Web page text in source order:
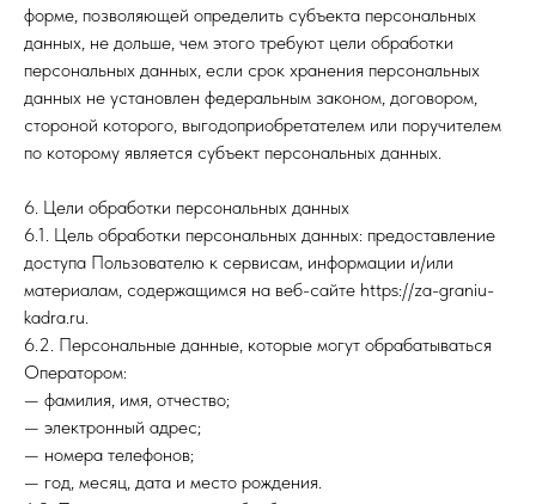
форме, позволяющей определить субъекта персональных
данных, не дольше, чем этого требуют цели обработки
персональных данных, если срок хранения персональных
данных не установлен федеральным законом, договором,
стороной которого, выгодоприобретателем или поручителем
по которому является субъект персональных данных.
6. Цели обработки персональных данных
6.1. Цель обработки персональных данных: предоставление
доступа Пользователю к сервисам, информации и/или
материалам, содержащимся на веб-сайте https://za-graniu-
kadra.ru.
6.2. Персональные данные, которые могут обрабатываться
Оператором:
— фамилия, имя, отчество;
— электронный адрес;
— номера телефонов;
— год, месяц, дата и место рождения.